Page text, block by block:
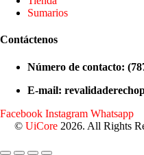
Sumarios
Contáctenos
Número de contacto:
E-mail:
Facebook Instagram Whatsapp
©UiCore 2026. All Rights